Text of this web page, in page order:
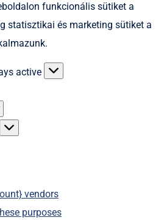
funkcionális sütiket a
statisztikai és marketing sütiket a
active
Marketing
vendors
purposes